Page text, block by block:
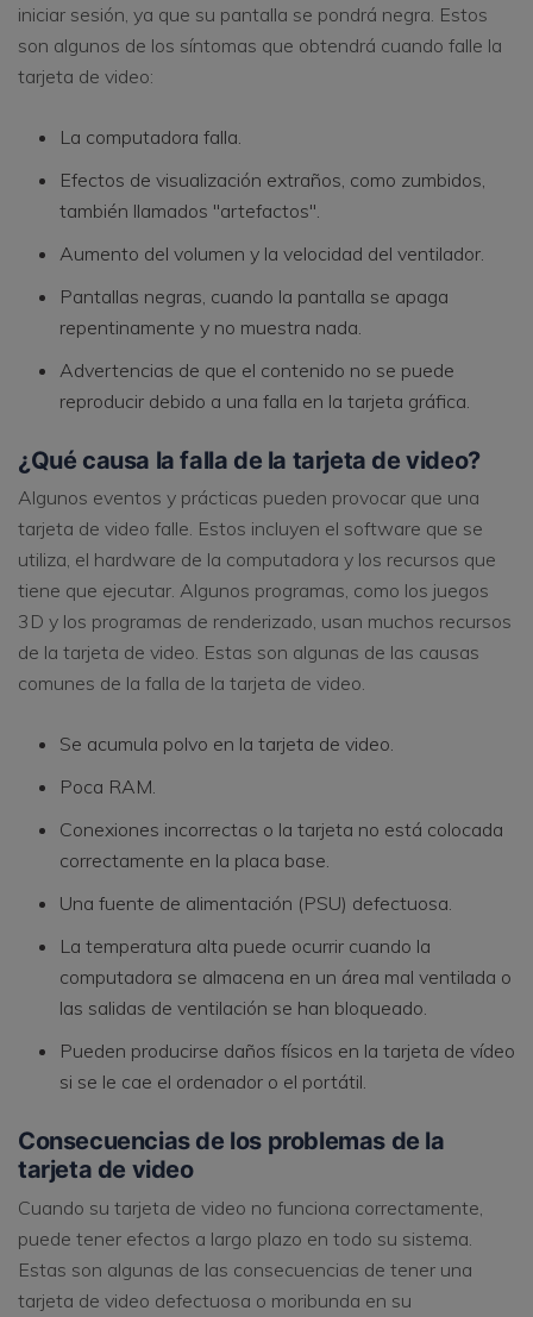
iniciar sesión, ya que su pantalla se pondrá negra. Estos
son algunos de los síntomas que obtendrá cuando falle la
tarjeta de video:
La computadora falla.
Efectos de visualización extraños, como zumbidos,
también llamados "artefactos".
Aumento del volumen y la velocidad del ventilador.
Pantallas negras, cuando la pantalla se apaga
repentinamente y no muestra nada.
Advertencias de que el contenido no se puede
reproducir debido a una falla en la tarjeta gráfica.
¿Qué causa la falla de la tarjeta de video?
Algunos eventos y prácticas pueden provocar que una
tarjeta de video falle. Estos incluyen el software que se
utiliza, el hardware de la computadora y los recursos que
tiene que ejecutar. Algunos programas, como los juegos
3D y los programas de renderizado, usan muchos recursos
de la tarjeta de video. Estas son algunas de las causas
comunes de la falla de la tarjeta de video.
Se acumula polvo en la tarjeta de video.
Poca RAM.
Conexiones incorrectas o la tarjeta no está colocada
correctamente en la placa base.
Una fuente de alimentación (PSU) defectuosa.
La temperatura alta puede ocurrir cuando la
computadora se almacena en un área mal ventilada o
las salidas de ventilación se han bloqueado.
Pueden producirse daños físicos en la tarjeta de vídeo
si se le cae el ordenador o el portátil.
Consecuencias de los problemas de la
tarjeta de video
Cuando su tarjeta de video no funciona correctamente,
puede tener efectos a largo plazo en todo su sistema.
Estas son algunas de las consecuencias de tener una
tarjeta de video defectuosa o moribunda en su